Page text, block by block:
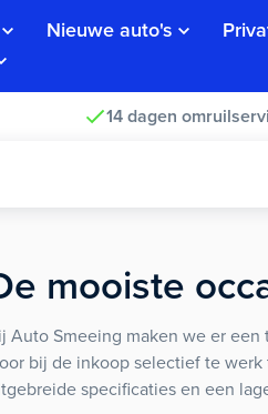
Nieuwe auto's
14 dagen
mooiste
Auto Smeeing maken we er
bij de inkoop selectief te
specificaties en een